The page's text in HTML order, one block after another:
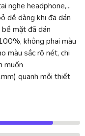
nghe headphone,...
dễ dàng khi đã dán
mặt đã dán
không phai màu
màu sắc rõ nét, chi
muốn
quanh mỗi thiết